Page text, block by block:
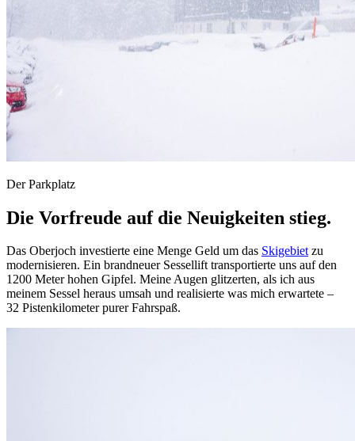
Der Parkplatz
Die Vorfreude auf die Neuigkeiten stieg.
Das Oberjoch investierte eine Menge Geld um das Skigebietzu
modernisieren. Ein brandneuer Sessellift transportierte uns auf den
1200 Meter hohen Gipfel. Meine Augen glitzerten, als ich aus
meinem Sessel heraus umsah und realisierte was mich erwartete –
32 Pistenkilometer purer Fahrspaß.